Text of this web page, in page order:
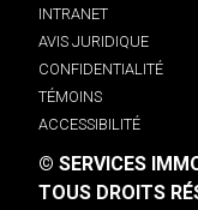
INTRANET
AVIS JURIDIQUE
CONFIDENTIALITÉ
TÉMOINS
ACCESSIBILITÉ
© SERVICES
TOUS DROITS